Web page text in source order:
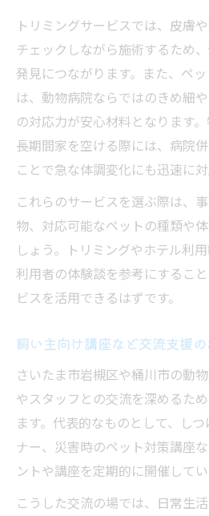
トリミングサービスでは、皮膚
チェックしながら施術するため
発見につながります。また、ペ
は、動物病院ならではのきめ細
の対応力が安心材料となります
長期間家を空ける際には、病院
ことで急な体調変化にも迅速に対
これらのサービスを選ぶ際は、
物、対応可能なペットの種類や
しょう。トリミングやホテル利
利用者の体験談を参考にするこ
ビスを活用できるはずです。
飼い主向け講座など交流支援
さいたま市岩槻区や桶川市の動
やスタッフとの交流を深めるた
ます。代表的なものとして、し
ナー、災害時のペット対策講座
ントや講座を定期的に開催してい
こうした交流の場では、日常生